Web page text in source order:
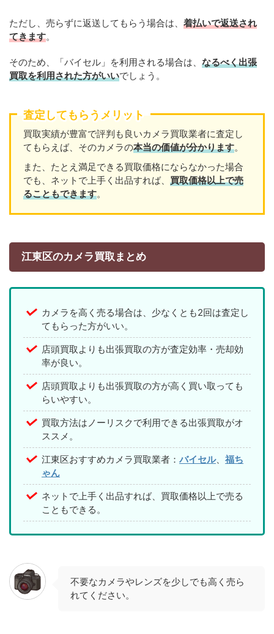
ただし、売らずに返送してもらう場合は、 着払いで返送され
てきます。
そのため、「バイセル」を利用される場合は、 なるべく出張
買取を利用された方がいいでしょう。
査定してもらうメリット
買取実績が豊富で評判も良いカメラ買取業者に査定し
てもらえば、そのカメラの本当の価値が分かります。
また、たとえ満足できる買取価格にならなかった場合
でも、ネットで上手く出品すれば、 買取価格以上で売
ることもできます。
江東区のカメラ買取まとめ
カメラを高く売る場合は、少なくとも2回は査定し
てもらった方がいい。
店頭買取よりも出張買取の方が査定効率・売却効
率が良い。
店頭買取よりも出張買取の方が高く買い取っても
らいやすい。
買取方法はノーリスクで利用できる出張買取がオ
ススメ。
江東区おすすめカメラ買取業者： バイセル、 福ち
ゃん
ネットで上手く出品すれば、買取価格以上で売る
こともできる。
不要なカメラやレンズを少しでも高く売ら
れてください。